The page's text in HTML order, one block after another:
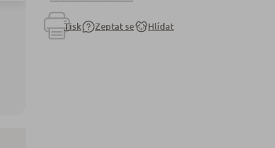
Tisk Zeptat se Hlídat